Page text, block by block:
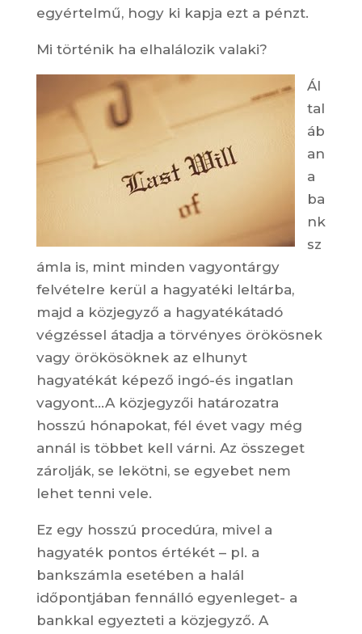
egyértelmű, hogy ki kapja ezt a pénzt.
Mi történik ha elhalálozik valaki?
Ál
tal
áb
an
a
ba
nk
sz
ámla is, mint minden vagyontárgy
felvételre kerül a hagyatéki leltárba,
majd a közjegyző a hagyatékátadó
végzéssel átadja a törvényes örökösnek
vagy örökösöknek az elhunyt
hagyatékát képező ingó-és ingatlan
vagyont…A közjegyzői határozatra
hosszú hónapokat, fél évet vagy még
annál is többet kell várni. Az összeget
zárolják, se lekötni, se egyebet nem
lehet tenni vele.
Ez egy hosszú procedúra, mivel a
hagyaték pontos értékét – pl. a
bankszámla esetében a halál
időpontjában fennálló egyenleget- a
bankkal egyezteti a közjegyző. A